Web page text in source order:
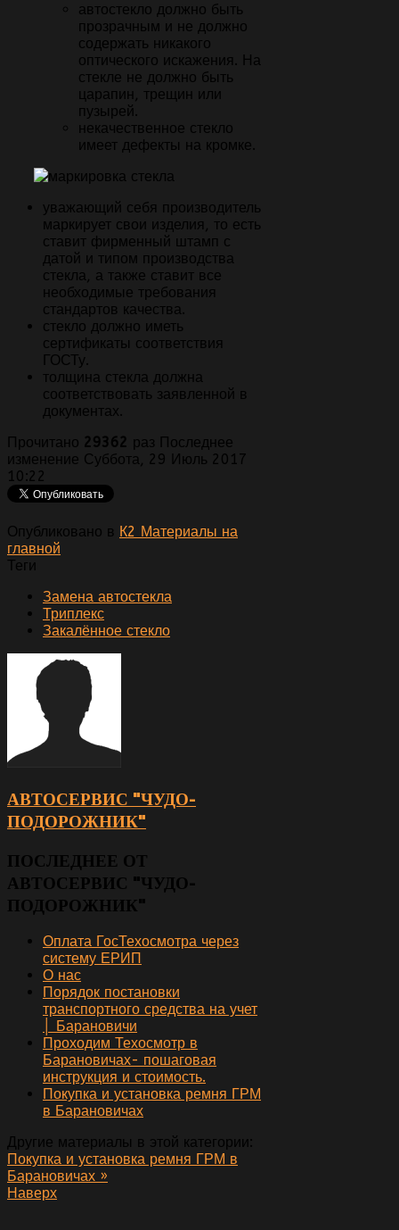
автостекло должно быть
прозрачным и не должно
содержать никакого
оптического искажения. На
стекле не должно быть
царапин, трещин или
пузырей.
некачественное стекло
имеет дефекты на кромке.
уважающий себя производитель
маркирует свои изделия, то есть
ставит фирменный штамп с
датой и типом производства
стекла, а также ставит все
необходимые требования
стандартов качества.
стекло должно иметь
сертификаты соответствия
ГОСТу.
толщина стекла должна
соответствовать заявленной в
документах.
Прочитано 29362 раз Последнее
изменение Суббота, 29 Июль 2017
10:22
Опубликовано в К2 Материалы на
главной
Теги
Замена автостекла
Триплекс
Закалённое стекло
АВТОСЕРВИС "ЧУДО-
ПОДОРОЖНИК"
ПОСЛЕДНЕЕ ОТ
АВТОСЕРВИС "ЧУДО-
ПОДОРОЖНИК"
Оплата ГосТехосмотра через
систему ЕРИП
О нас
Порядок постановки
транспортного средства на учет
│ Барановичи
Проходим Техосмотр в
Барановичах- пошаговая
инструкция и стоимость.
Покупка и установка ремня ГРМ
в Барановичах
Другие материалы в этой категории:
Покупка и установка ремня ГРМ в
Барановичах »
Наверх